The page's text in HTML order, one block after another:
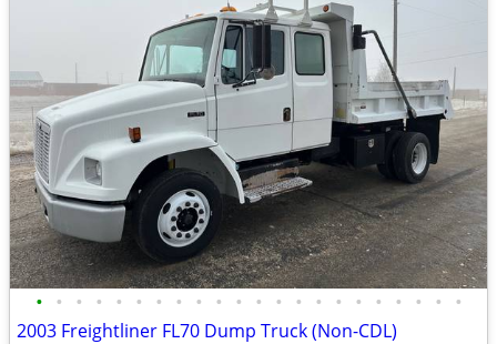
• • • • • • • • • • • • • • • • • • • • • •
2003 Freightliner FL70 Dump Truck (Non-CDL)